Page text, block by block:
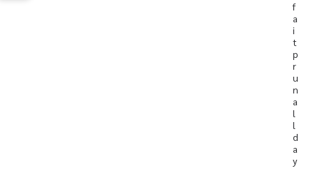
f
a
i
t
p
r
u
n
a
l
l
d
a
y